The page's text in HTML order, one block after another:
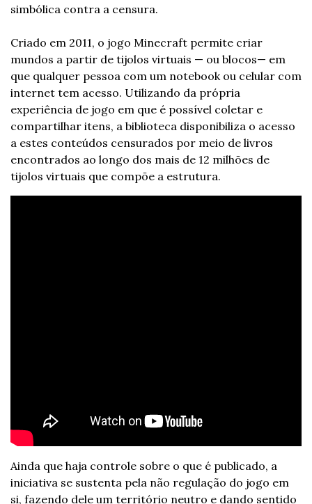
simbólica contra a censura.
Criado em 2011, o jogo Minecraft permite criar
mundos a partir de tijolos virtuais — ou blocos— em
que qualquer pessoa com um notebook ou celular com
internet tem acesso. Utilizando da própria
experiência de jogo em que é possível coletar e
compartilhar itens, a biblioteca disponibiliza o acesso
a estes conteúdos censurados por meio de livros
encontrados ao longo dos mais de 12 milhões de
tijolos virtuais que compõe a estrutura.
Ainda que haja controle sobre o que é publicado, a
iniciativa se sustenta pela não regulação do jogo em
si, fazendo dele um território neutro e dando sentido